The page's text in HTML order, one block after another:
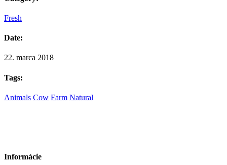
Fresh
Date:
22. marca 2018
Tags:
Animals Cow Farm Natural
Informácie